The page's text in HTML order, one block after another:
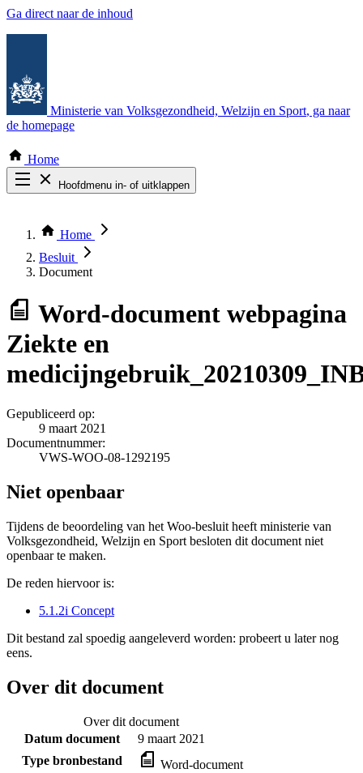
Ga direct naar de inhoud
Ministerie van Volksgezondheid, Welzijn en Sport, ga naar
de homepage
Home
Hoofdmenu in- of uitklappen
Thema COVID-19
Bekijk per bestuursorgaan
Home
Besluit
Document
Word-document webpagina
Ziekte en
Gepubliceerd op:
9 maart 2021
Documentnummer:
VWS-WOO-08-1292195
Niet openbaar
Tijdens de beoordeling van het Woo-besluit heeft ministerie van
Volksgezondheid, Welzijn en Sport besloten dit document niet
openbaar te maken.
De reden hiervoor is:
5.1.2i Concept
Dit bestand zal spoedig aangeleverd worden: probeert u later nog
eens.
Over dit document
Over dit document
Datum document
9 maart 2021
Type bronbestand
Word-document